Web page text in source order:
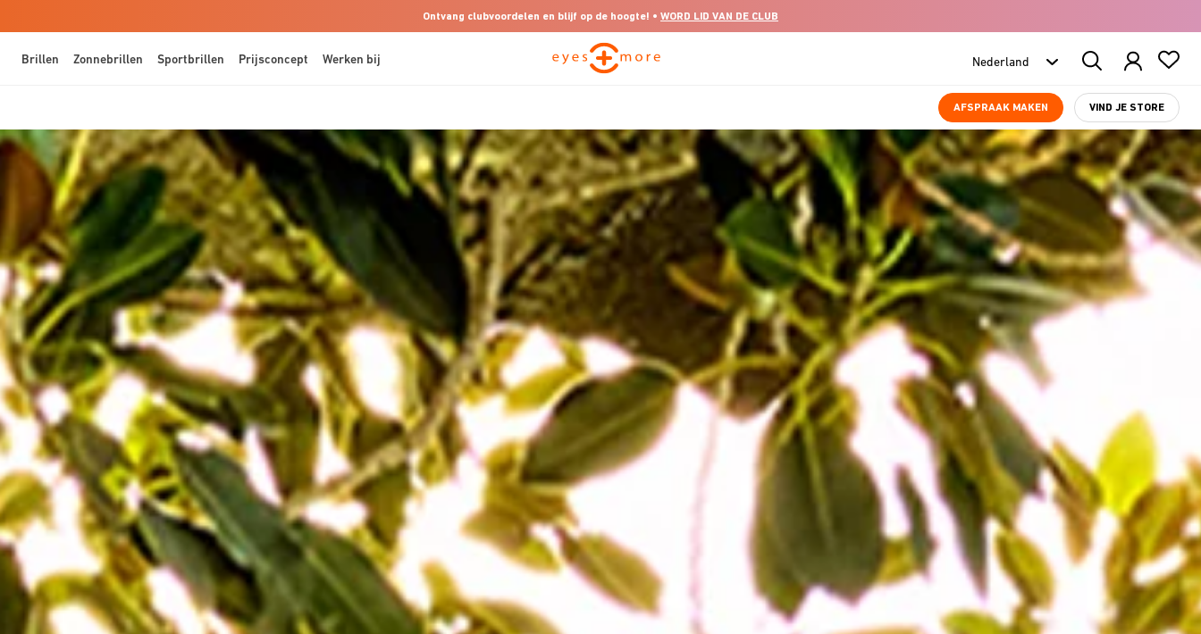
Ontvang clubvoordelen en blijf op de hoogte! • WORD LID VAN DE CLUB
Brillen Zonnebrillen Sportbrillen Prijsconcept Werken bij
Search
Products
AFSPRAAK MAKEN VIND JE STORE